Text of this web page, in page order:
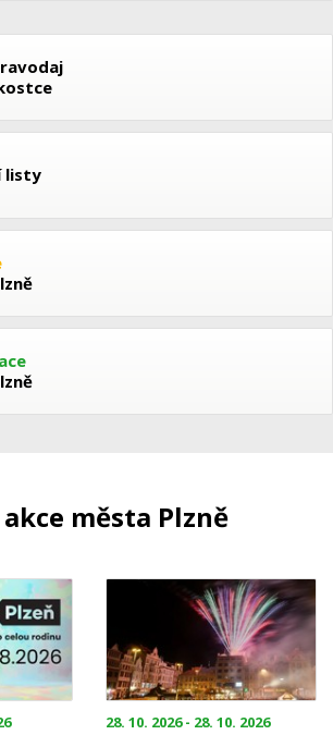
listy
města Plzně
28. 10. 2026 - 28. 10. 2026